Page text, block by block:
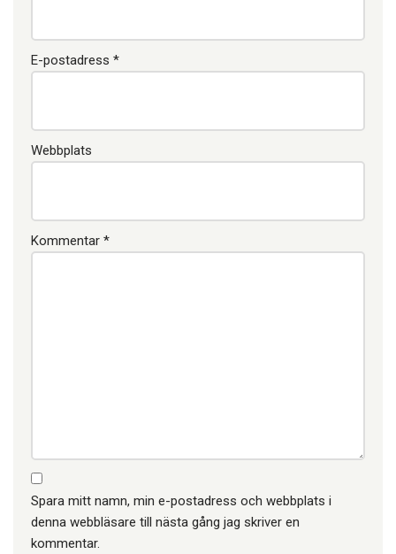
E-postadress *
Webbplats
Kommentar *
Spara mitt namn, min e-postadress och webbplats i
denna webbläsare till nästa gång jag skriver en
kommentar.